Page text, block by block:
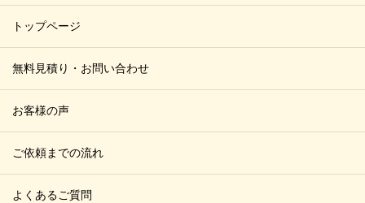
トップページ
無料見積り・お問い合わせ
お客様の声
ご依頼までの流れ
よくあるご質問